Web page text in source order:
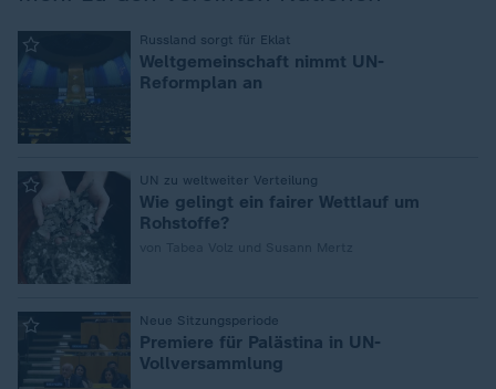
Russland sorgt für Eklat
Weltgemeinschaft nimmt UN-
Reformplan an
UN zu weltweiter Verteilung
Wie gelingt ein fairer Wettlauf um
Rohstoffe?
Neue Sitzungsperiode
Premiere für Palästina in UN-
Vollversammlung